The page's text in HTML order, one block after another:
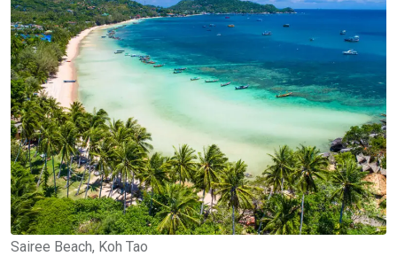
Sairee Beach, Koh Tao